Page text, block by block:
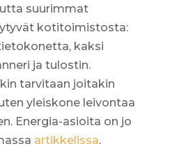
suurimmat
kotitoimistosta:
kaksi
ja tulostin.
tarvitaan joitakin
yleiskone leivontaa
Energia-asioita on jo
artikkelissa.